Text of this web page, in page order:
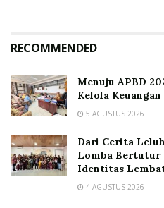
RECOMMENDED
Menuju APBD
Kelola
5 AGUSTUS 2026
Dari Cerita
Lomba Bertutur
Identitas
4 AGUSTUS 2026